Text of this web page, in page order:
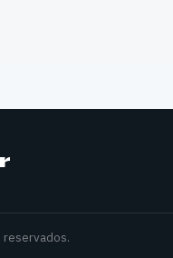
reservados.